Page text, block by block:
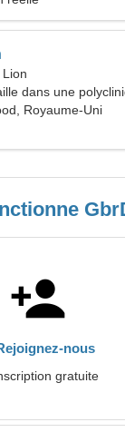
dans une
extraordinaire
Royaume-Uni
nous
gratuite